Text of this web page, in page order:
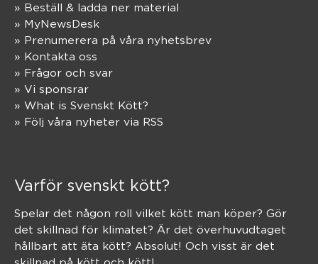
» Beställ & ladda ner material
» MyNewsDesk
» Prenumerera på våra nyhetsbrev
» Kontakta oss
» Frågor och svar
» Vi sponsrar
» What is Svenskt Kött?
» Följ våra nyheter via RSS
Varför svenskt kött?
Spelar det någon roll vilket kött man köper? Gör
det skillnad för klimatet? Är det överhuvudtaget
hållbart att äta kött? Absolut! Och visst är det